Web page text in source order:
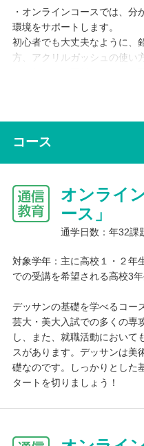
・オンラインコースでは、
環境をサポートします。
初心者でも大丈夫なように、
方、アクリルガッシュの使い
で、初めての画材についても
理解が深まります。総評（多
の作品も見ることができます
制作サポートも行っており、
ることがあれば、気軽に相談
・通学コースでは、都会的雰
持っている神奈川県で、鎌倉
葉台校の3校舎で美術を学べ
通学日数は、週1日のコース
ースや専攻によって異なりま
コース
オンライ
ース」
通学日数：年32課
対象学年：主に高校１・２
での受講を希望される高校3
デッサンの基礎を学べるコー
芸大・美大入試での多くの専
し、また、就職活動において
スがあります。デッサンは美
礎なのです。しっかりとした
タートを切りましょう！